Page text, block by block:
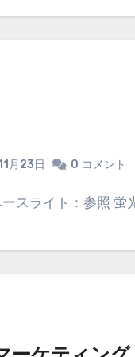
月23日 0 コメント
ースライト：参照